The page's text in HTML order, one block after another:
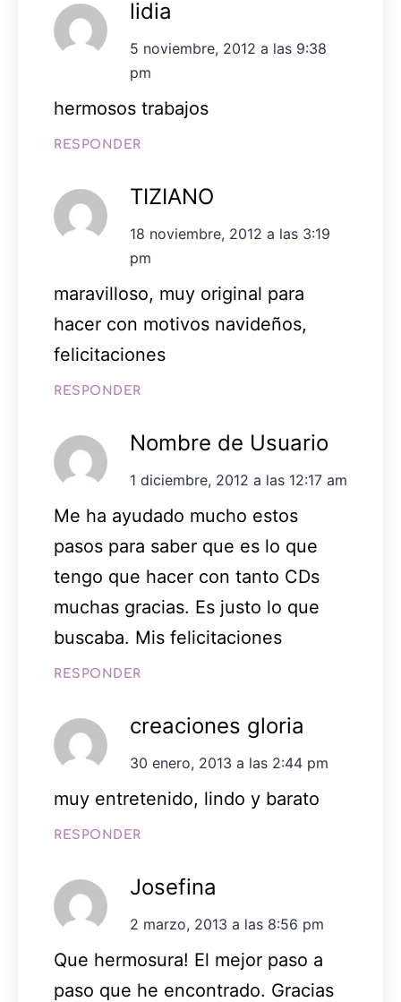
lidia
5 noviembre, 2012 a las 9:38
pm
hermosos trabajos
RESPONDER
TIZIANO
18 noviembre, 2012 a las 3:19
pm
maravilloso, muy original para
hacer con motivos navideños,
felicitaciones
RESPONDER
Nombre de Usuario
1 diciembre, 2012 a las 12:17 am
Me ha ayudado mucho estos
pasos para saber que es lo que
tengo que hacer con tanto CDs
muchas gracias. Es justo lo que
buscaba. Mis felicitaciones
RESPONDER
creaciones gloria
30 enero, 2013 a las 2:44 pm
muy entretenido, lindo y barato
RESPONDER
Josefina
2 marzo, 2013 a las 8:56 pm
Que hermosura! El mejor paso a
paso que he encontrado. Gracias